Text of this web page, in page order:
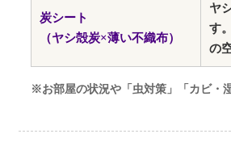
炭シート
（ヤシ殻炭×薄い不織布）
ヤ
す
の
※お部屋の状況や「虫対策」「カビ・